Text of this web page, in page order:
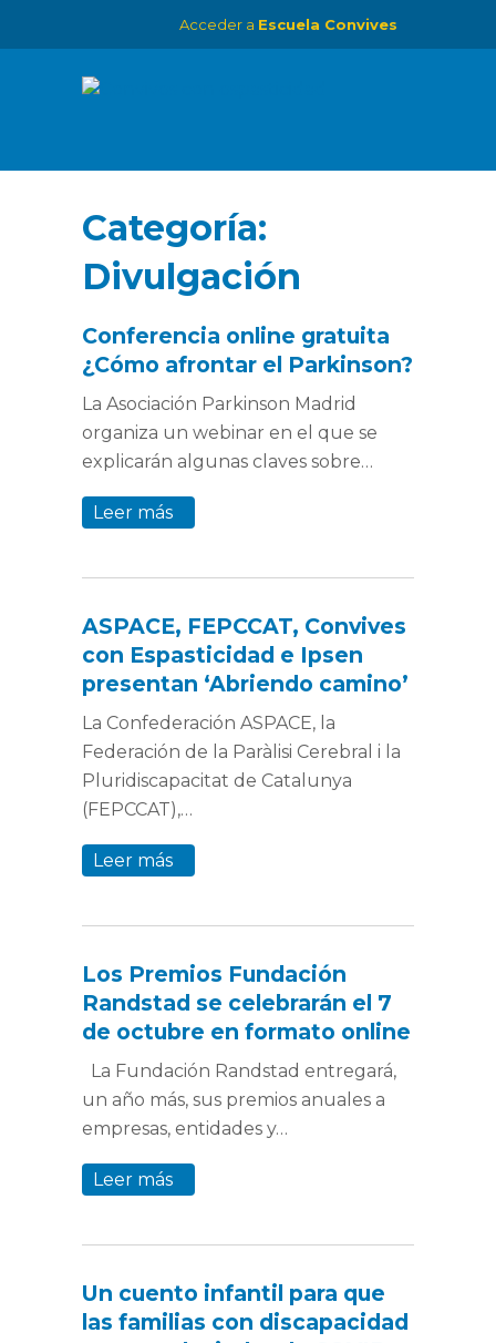
Acceder a Escuela Convives
Categoría:
Divulgación
Conferencia online gratuita
¿Cómo afrontar el Parkinson?
La Asociación Parkinson Madrid
organiza un webinar en el que se
explicarán algunas claves sobre…
Leer más
ASPACE, FEPCCAT, Convives
con Espasticidad e Ipsen
presentan ‘Abriendo camino’
La Confederación ASPACE, la
Federación de la Paràlisi Cerebral i la
Pluridiscapacitat de Catalunya
(FEPCCAT),…
Leer más
Los Premios Fundación
Randstad se celebrarán el 7
de octubre en formato online
La Fundación Randstad entregará,
un año más, sus premios anuales a
empresas, entidades y…
Leer más
Un cuento infantil para que
las familias con discapacidad